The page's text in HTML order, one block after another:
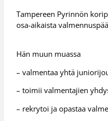
Tampereen Pyrinnön
osa-aikaista
Hän muun muassa
– valmentaa yhtä
– toimii valmentajien
– rekrytoi ja opastaa